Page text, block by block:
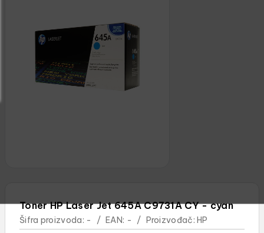
Toner HP Laser Jet 645A C9731A CY - cyan
Šifra proizvoda: - / EAN: - / Proizvođač:HP